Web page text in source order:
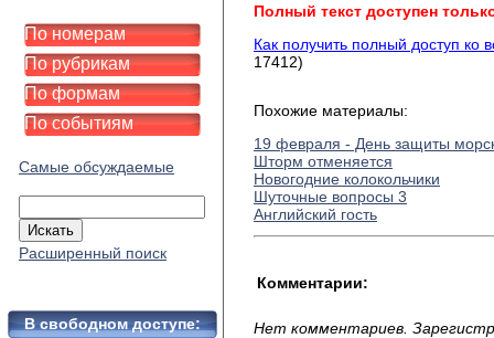
По номерам
По рубрикам
По формам
По событиям
Самые обсуждаемые
Расширенный поиск
В свободном доступе:
Полный текст доступен
Как получить полный доступ ко
17412)
Похожие материалы:
19 февраля - День защиты
Шторм отменяется
Новогодние колокольчики
Шуточные вопросы 3
Английский гость
Комментарии:
Нет комментариев.